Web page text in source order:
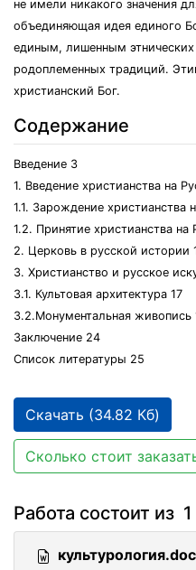
не имели никакого значения
объединяющая идея единого
единым, лишенным
родоплеменных традиций.
христианский Бог.
Содержание
Введение 3
1. Введение христианства на
1.1. Зарождение христианства
1.2. Принятие христианства на
2. Церковь в русской истории
3. Христианство и русское
3.1. Культовая архитектура 17
3.2.Монументальная живопись
Заключение 24
Список литературы 25
Скачать (34.82 Кб)
Сколько стоит
Работа состоит из
культурология.doc